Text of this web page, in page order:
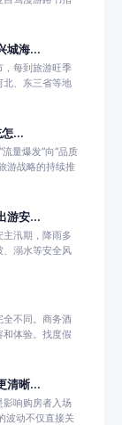
城海...
，每到旅游旺季
北、东三省等地
...
量爆发”向“品质
游战略的持续推
游安...
汛期，降雨多
、溺水等安全风
不同。商务酒
和体验。找度假
清晰...
影响购房者入场
波动不仅直接关